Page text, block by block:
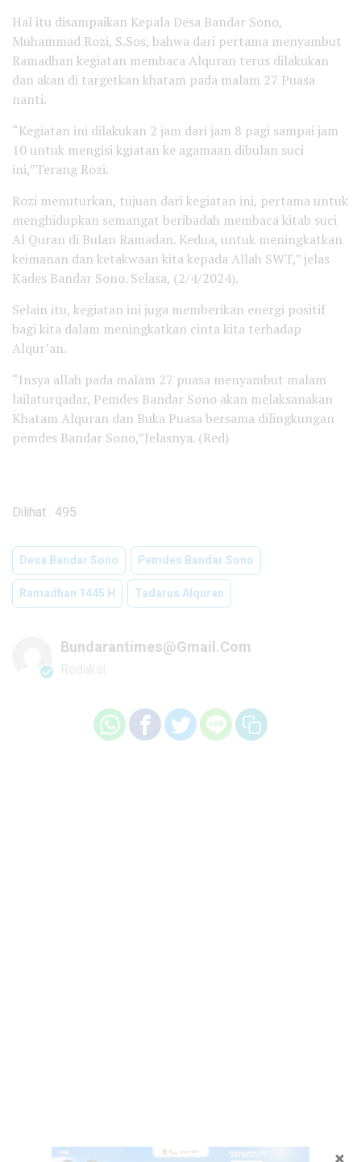
Hal itu disampaikan Kepala Desa Bandar Sono,
Muhammad Rozi, S.Sos, bahwa dari pertama menyambut
Ramadhan kegiatan membaca Alquran terus dilakukan
dan akan di targetkan khatam pada malam 27 Puasa
nanti.
“Kegiatan ini dilakukan 2 jam dari jam 8 pagi sampai jam
10 untuk mengisi kgiatan ke agamaan dibulan suci
ini,”Terang Rozi.
Rozi menuturkan, tujuan dari kegiatan ini, pertama untuk
menghidupkan semangat beribadah membaca kitab suci
Al Quran di Bulan Ramadan. Kedua, untuk meningkatkan
keimanan dan ketakwaan kita kepada Allah SWT,” jelas
Kades Bandar Sono. Selasa, (2/4/2024).
Selain itu, kegiatan ini juga memberikan energi positif
bagi kita dalam meningkatkan cinta kita terhadap
Alqur’an.
“Insya allah pada malam 27 puasa menyambut malam
lailaturqadar, Pemdes Bandar Sono akan melaksanakan
Khatam Alquran dan Buka Puasa bersama dilingkungan
pemdes Bandar Sono,”Jelasnya. (Red)
Dilihat : 495
Desa Bandar Sono
Pemdes Bandar Sono
Ramadhan 1445 H
Tadarus Alquran
Bundarantimes@gmail.com